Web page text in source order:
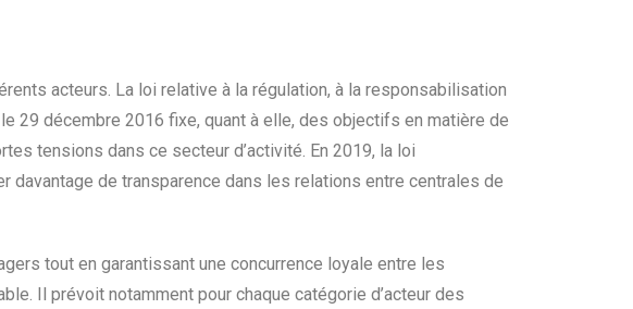
acteurs. La loi relative à la régulation, à la responsabilisation
29 décembre 2016 fixe, quant à elle, des objectifs en matière de
tensions dans ce secteur d’activité. En 2019, la loi
davantage de transparence dans les relations entre centrales de
tout en garantissant une concurrence loyale entre les
Il prévoit notamment pour chaque catégorie d’acteur des